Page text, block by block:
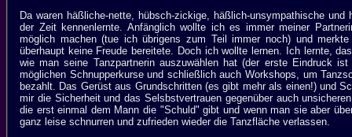
Da waren häßliche-nette, hübsch-zickige, häßlich-unsympathische
der Zeit kennenlernte. Anfänglich wollte ich es immer meiner
möglich machen (tue ich übrigens zum Teil immer noch) und
überhaupt keine Freude bereitete. Doch ich wollte lernen. Ich lernte,
wie man seine Tanzpartnerin auszuwählen hat (der erste Eindruck
möglichen Schnupperkurse und schließlich auch Workshops, um
bezahlt. Das Gerüst aus Grundschritten (es gibt mehr als einen!) und
mir die Sicherheit und das Selsbstvertrauen gegenüber auch
die erst einmal dem Mann die "Schuld" gibt und wenn man sie aber
ganz leise schnurren und zufrieden wieder die Tanzfläche verlassen.